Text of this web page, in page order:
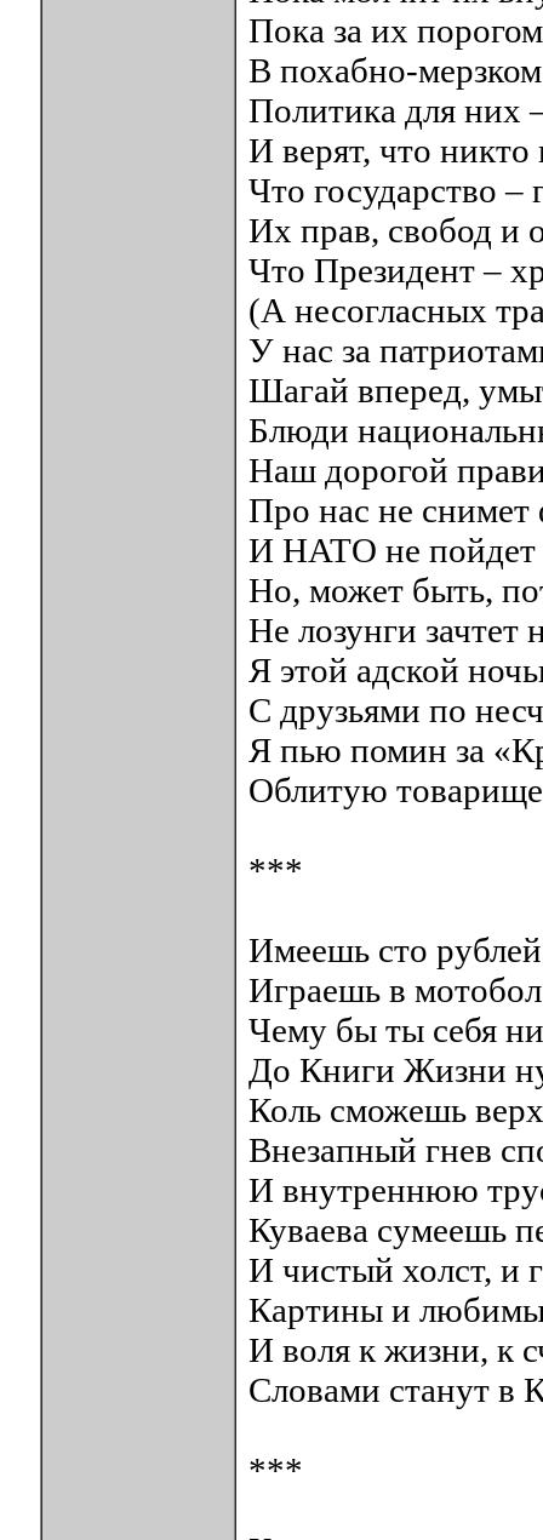
Пока за их
В похабно-мерзком
Политика для них
И верят, что никто
Что государство
Их прав, свобод и
Что Президент –
(А несогласных
У нас за
Шагай вперед,
Блюди
Наш дорогой
Про нас не снимет
И НАТО не пойдет
Но, может быть,
Не лозунги зачтет
Я этой адской
С друзьями по
Я пью помин за
Облитую
***
Имеешь сто
Играешь в
Чему бы ты себя
До Книги Жизни
Коль сможешь
Внезапный гнев
И внутреннюю
Куваева сумеешь
И чистый холст, и
Картины и
И воля к жизни, к
Словами станут в
***